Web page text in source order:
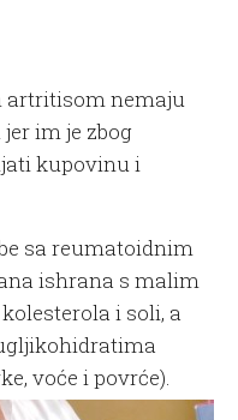
artritisom nemaju
im je zbog
kupovinu i
sa reumatoidnim
ishrana s malim
i soli, a
voće i povrće).